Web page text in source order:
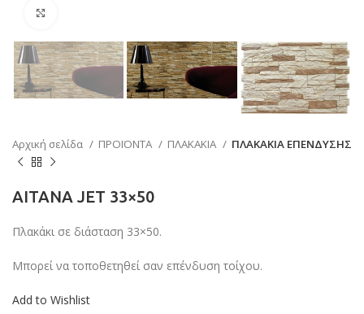
Αρχική σελίδα ΠΡΟΪΟΝΤΑ ΠΛΑΚΑΚΙΑ ΠΛΑΚΑΚΙΑ ΕΠΕΝΔΥΣΗΣ
AITANA JET 33×50
Πλακάκι σε διάσταση 33×50.
Μπορεί να τοποθετηθεί σαν επένδυση τοίχου.
Add to Wishlist